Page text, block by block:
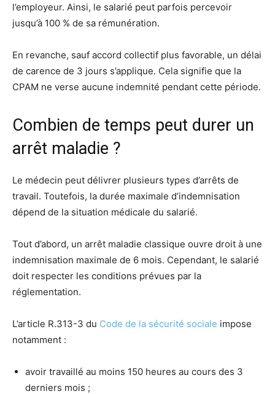
l’employeur. Ainsi, le salarié peut parfois percevoir
jusqu’à 100 % de sa rémunération.
En revanche, sauf accord collectif plus favorable, un délai
de carence de 3 jours s’applique. Cela signifie que la
CPAM ne verse aucune indemnité pendant cette période.
Combien de temps peut durer un
arrêt maladie ?
Le médecin peut délivrer plusieurs types d’arrêts de
travail. Toutefois, la durée maximale d’indemnisation
dépend de la situation médicale du salarié.
Tout d’abord, un arrêt maladie classique ouvre droit à une
indemnisation maximale de 6 mois. Cependant, le salarié
doit respecter les conditions prévues par la
réglementation.
L’article R.313-3 du Code de la sécurité sociale impose
notamment :
avoir travaillé au moins 150 heures au cours des 3
derniers mois ;